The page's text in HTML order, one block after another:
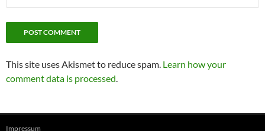
This site uses Akismet to reduce spam. Learn how your
comment data is processed.
Impressum